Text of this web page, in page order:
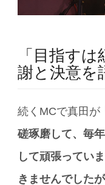
「目指す
謝と決意を
続くMCで真田が
磋琢磨して、毎
して頑張ってい
きませんでした